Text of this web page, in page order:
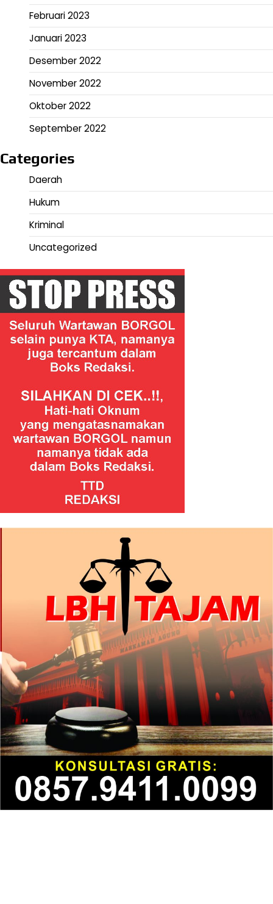
Februari 2023
Januari 2023
Desember 2022
November 2022
Oktober 2022
September 2022
Categories
Daerah
Hukum
Kriminal
Uncategorized